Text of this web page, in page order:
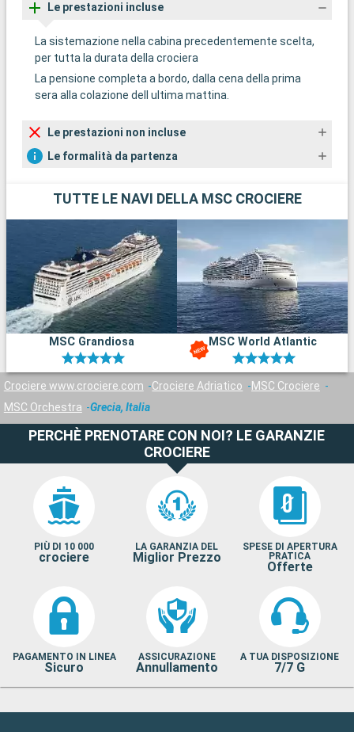
Le prestazioni incluse
La sistemazione nella cabina precedentemente scelta,
per tutta la durata della crociera
La pensione completa a bordo, dalla cena della prima
sera alla colazione dell ultima mattina.
Le prestazioni non incluse
Le formalità da partenza
TUTTE LE NAVI DELLA MSC CROCIERE
MSC Grandiosa MSC World Atlantic
Crociere www.crociere.com Crociere Adriatico
MSC Crociere
MSC Orchestra
Grecia, Italia
PERCHÈ PRENOTARE CON NOI? LE GARANZIE
CROCIERE
PIÙ DI 10 000
crociere
LA GARANZIA DEL
Miglior Prezzo
SPESE DI APERTURA
PRATICA
Offerte
PAGAMENTO IN LINEA
Sicuro
ASSICURAZIONE
Annullamento
A TUA DISPOSIZIONE
7/7 G